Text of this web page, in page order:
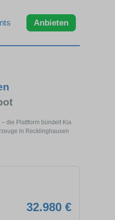
Anbieten
die Plattform bündelt Kia
in Recklinghausen
32.980 €